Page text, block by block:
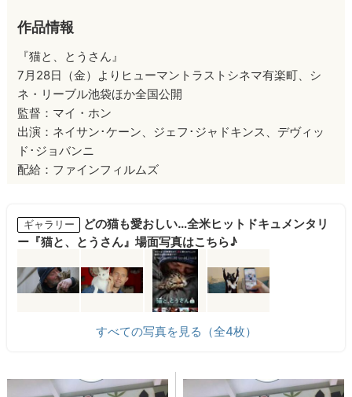
作品情報
『猫と、とうさん』
7月28日（金）よりヒューマントラストシネマ有楽町、シ
ネ・リーブル池袋ほか全国公開
監督：マイ・ホン
出演：ネイサン･ケーン、ジェフ･ジャドキンス、デヴィッ
ド･ジョバンニ
配給：ファインフィルムズ
ギャラリー
どの猫も愛おしい…全米ヒットドキュメンタリ
ー『猫と、とうさん』場面写真はこちら♪
すべての写真を見る（全4枚）